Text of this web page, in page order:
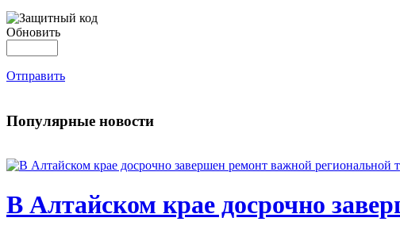
Обновить
Отправить
Популярные новости
В Алтайском крае досрочно